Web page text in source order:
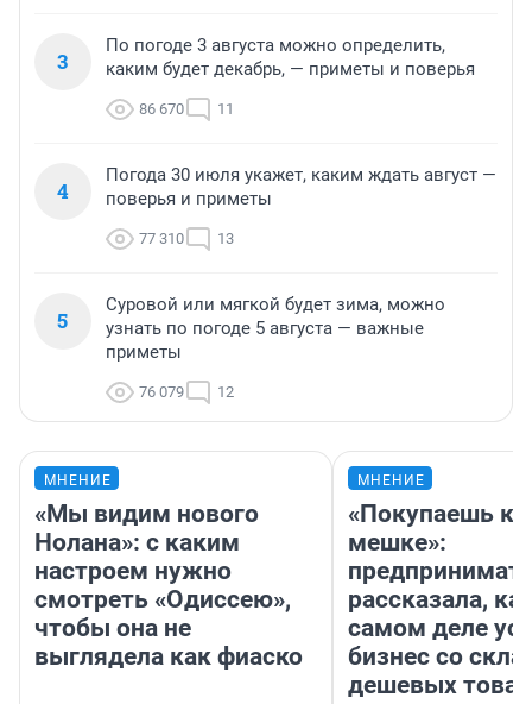
3
По погоде 3 августа можно определить,
каким будет декабрь, — приметы и поверья
86 670 11
4
Погода 30 июля укажет, каким ждать август —
поверья и приметы
77 310 13
5
Суровой или мягкой будет зима, можно
узнать по погоде 5 августа — важные
приметы
76 079 12
МНЕНИЕ
«Мы видим нового
Нолана»: с каким
настроем нужно
смотреть «Одиссею»,
чтобы она не
выглядела как фиаско
МНЕНИЕ
«Покупаешь
мешке»:
рассказала,
самом деле
бизнес со
дешевых